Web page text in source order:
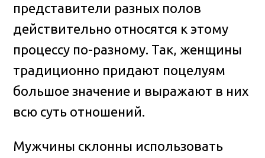
представители разных полов
действительно относятся к этому
процессу по-разному. Так, женщины
традиционно придают поцелуям
большое значение и выражают в них
всю суть отношений.
Мужчины склонны использовать